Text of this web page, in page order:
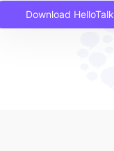
Download HelloTalk